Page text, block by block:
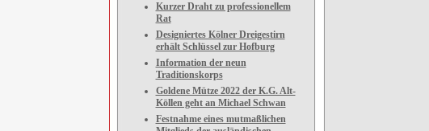
Kurzer Draht zu professionellem
Rat
Designiertes Kölner Dreigestirn
erhält Schlüssel zur Hofburg
Information der neun
Traditionskorps
Goldene Mütze 2022 der K.G. Alt-
Köllen geht an Michael Schwan
Festnahme eines mutmaßlichen